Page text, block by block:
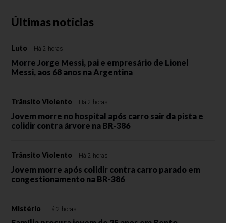
Últimas notícias
Luto Há 2 horas
Morre Jorge Messi, pai e empresário de Lionel
Messi, aos 68 anos na Argentina
Trânsito Violento Há 2 horas
Jovem morre no hospital após carro sair da pista e
colidir contra árvore na BR-386
Trânsito Violento Há 2 horas
Jovem morre após colidir contra carro parado em
congestionamento na BR-386
Mistério Há 2 horas